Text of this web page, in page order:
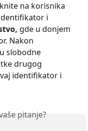
na korisnika
i
gde u donjem
Nakon
slobodne
drugog
identifikator i
pitanje?